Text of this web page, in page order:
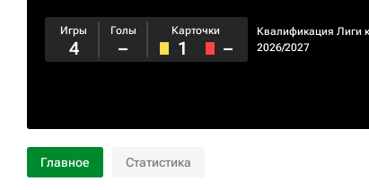
Квалификация Лиги
2026/2027
Игры
4
Голы
–
Карточки
1 –
Главное Статистика